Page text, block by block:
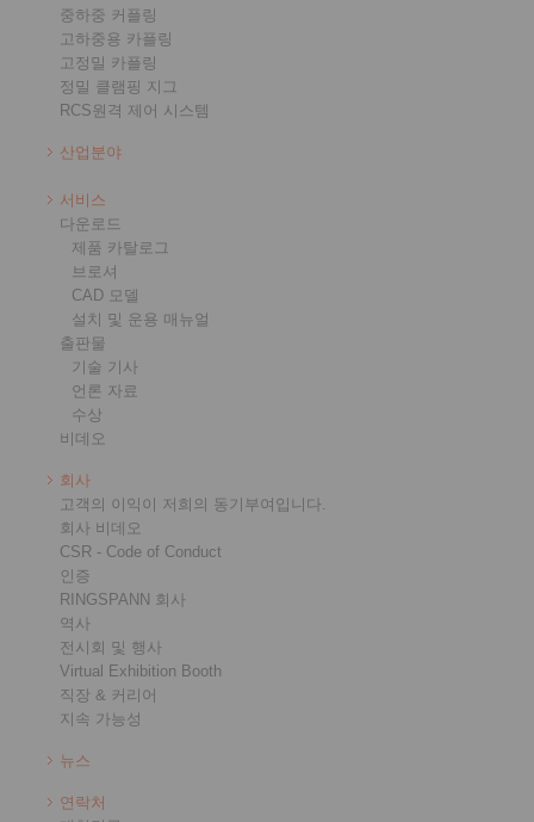
중하중 커플링
고하중용 카플링
고정밀 카플링
정밀 클램핑 지그
RCS원격 제어 시스템
산업분야
서비스
다운로드
제품 카탈로그
브로셔
CAD 모델
설치 및 운용 매뉴얼
출판물
기술 기사
언론 자료
수상
비데오
회사
고객의 이익이 저희의 동기부여입니다.
회사 비데오
CSR - Code of Conduct
인증
RINGSPANN 회사
역사
전시회 및 행사
Virtual Exhibition Booth
직장 & 커리어
지속 가능성
뉴스
연락처